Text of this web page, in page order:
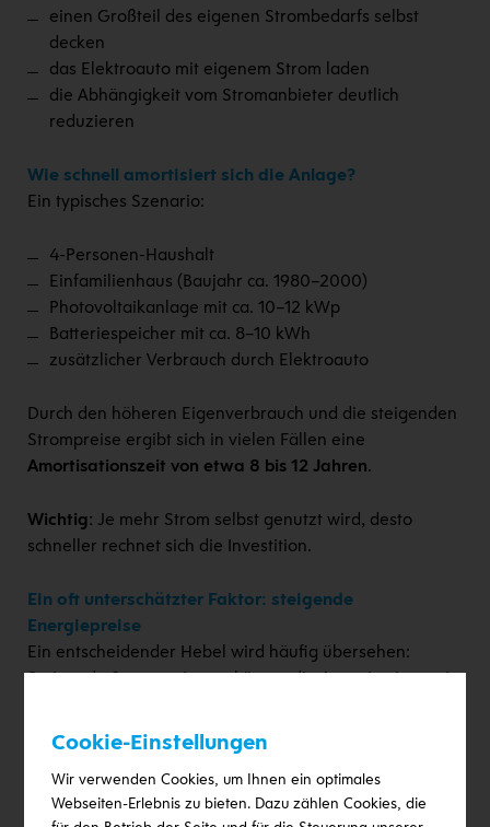
einen Großteil des eigenen Strombedarfs selbst
decken
das Elektroauto mit eigenem Strom laden
die Abhängigkeit vom Stromanbieter deutlich
reduzieren
Wie schnell amortisiert sich die Anlage?
Ein typisches Szenario:
4-Personen-Haushalt
Einfamilienhaus (Baujahr ca. 1980–2000)
Photovoltaikanlage mit ca. 10–12 kWp
Batteriespeicher mit ca. 8–10 kWh
zusätzlicher Verbrauch durch Elektroauto
Durch den höheren Eigenverbrauch und die steigenden
Strompreise ergibt sich in vielen Fällen eine
Amortisationszeit von etwa 8 bis 12 Jahren.
Wichtig: Je mehr Strom selbst genutzt wird, desto
schneller rechnet sich die Investition.
Ein oft unterschätzter Faktor: steigende
Energiepreise
Ein entscheidender Hebel wird häufig übersehen:
Steigende Strompreise verkürzen die Amortisationszeit
Je teurer Strom wird, desto wertvoller
wird jeder selbst produzierte Kilowattstunde.
Cookie-Einstellungen
Wir verwenden Cookies, um Ihnen ein optimales
Webseiten-Erlebnis zu bieten. Dazu zählen Cookies, die